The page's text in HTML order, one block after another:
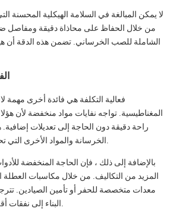
لا يمكن المبالغة في السلامة الهيكلية المحسنة
من خلال الحفاظ على محاذاة دقيقة ومفاصل
الشاملة للصب الخرساني. تضمن هذه الدقة أن
فعالية التكلفة هي فائدة أخرى مهمة
المغناطيسية. تواجه نفايات مواد منخفضة لأن
راحة دقيقة دون الحاجة إلى تعديلات
الخرسانة والمواد الأخرى التي تحتاجها ، مما يوفر لك المال.
بالإضافة إلى ذلك ، فإن الحاجة المنخفضة
المزيد من التكاليف. من خلال مكاسبات العطلة
معدات متخصصة للحفر أو تأمين الصيادين.
البناء إلى نفقات أقل وسير عمل أكثر تبسيطًا.